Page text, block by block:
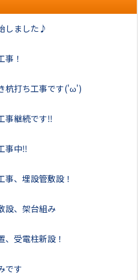
しました♪
事！
杭打ち工事です('ω')
事継続です‼
事中‼
事、埋設管敷設！
設、架台組み
、受電柱新設！
です